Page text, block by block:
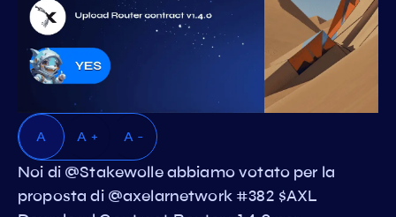
A A + A -
Noi di @Stakewolle abbiamo votato per la
proposta di @axelarnetwork #382 $AXL